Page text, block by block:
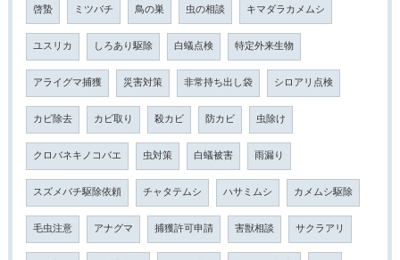
啓蟄 ミツバチ 鳥の巣 虫の相談 キマダラカメムシ
ユスリカ しろあり駆除 白蟻点検 特定外来生物
アライグマ捕獲 災害対策 非常持ち出し袋 シロアリ点検
カビ除去 カビ取り 殺カビ 防カビ 虫除け
クロバネキノコバエ 虫対策 白蟻被害 雨漏り
スズメバチ駆除依頼 チャタテムシ ハサミムシ カメムシ駆除
毛虫注意 アナグマ 捕獲許可申請 害獣相談 サクラアリ